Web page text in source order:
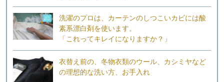
洗濯のプロは、カーテンのしつこいカビには酸
素系漂白剤を使います。
「これってキレイになりますか？」
衣替え前の、冬物衣類のウール、カシミヤなど
の理想的な洗い方、お手入れ